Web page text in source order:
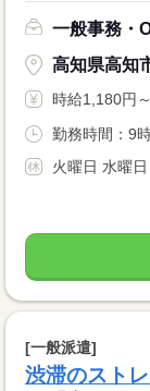
一般事務・
高知県高知
時給1,180円～
勤務時間：9
火曜日 水曜日
[一般派遣]
渋滞のスト